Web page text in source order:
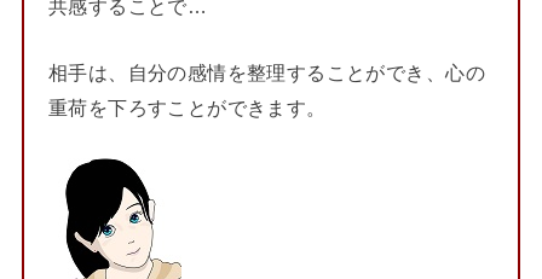
共感することで…
相手は、自分の感情を整理することができ、心の
重荷を下ろすことができます。